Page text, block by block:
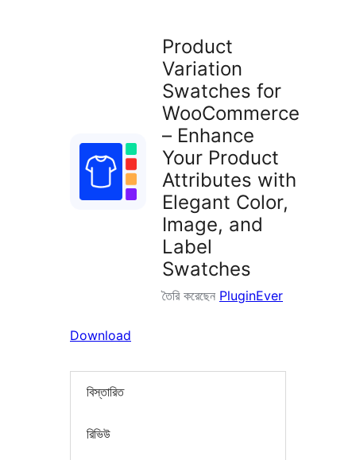
Product
Variation
Swatches for
WooCommerce
– Enhance
Your Product
Attributes with
Elegant Color,
Image, and
Label
Swatches
তৈরি করেছেন PluginEver
Download
বিস্তারিত
রিভিউ